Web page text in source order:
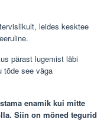
leides kesktee
pärast lugemist läbi
tõde see väga
enamik kui mitte
Siin on mõned tegurid